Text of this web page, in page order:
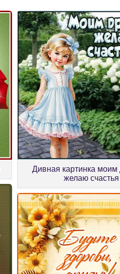
Дивная картинка моим
желаю счастья